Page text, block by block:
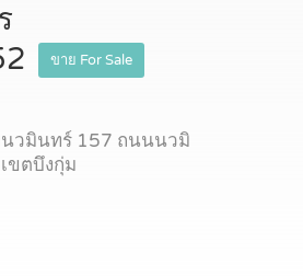
ขาย For Sale
วมินทร์ 157 ถนนนวมิ
ขตบึงกุ่ม